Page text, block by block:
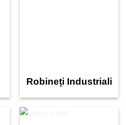
Robineți Industriali